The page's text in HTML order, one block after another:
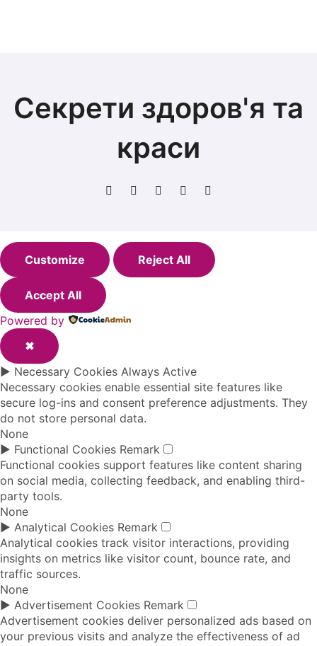
Секрети здоров'я та
краси
Customize Reject All
Accept All
Powered by
✖
► Necessary Cookies Always Active
Necessary cookies enable essential site features like
secure log-ins and consent preference adjustments. They
do not store personal data.
None
► Functional Cookies Remark
Functional cookies support features like content sharing
on social media, collecting feedback, and enabling third-
party tools.
None
► Analytical Cookies Remark
Analytical cookies track visitor interactions, providing
insights on metrics like visitor count, bounce rate, and
traffic sources.
None
► Advertisement Cookies Remark
Advertisement cookies deliver personalized ads based on
your previous visits and analyze the effectiveness of ad